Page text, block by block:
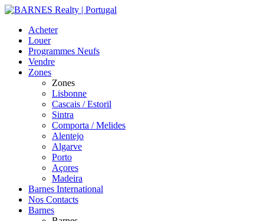
Acheter
Louer
Programmes Neufs
Vendre
Zones
Zones
Lisbonne
Cascais / Estoril
Sintra
Comporta / Melides
Alentejo
Algarve
Porto
Açores
Madeira
Barnes International
Nos Contacts
Barnes